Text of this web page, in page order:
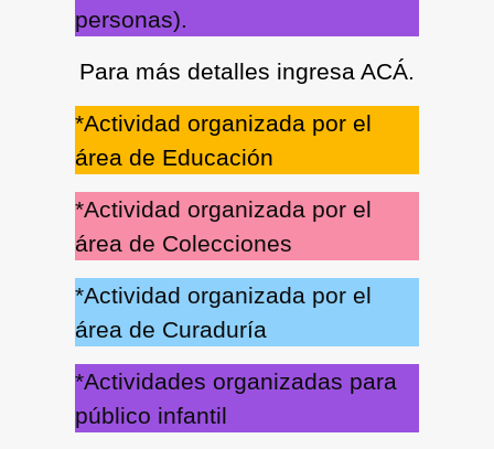
personas).
Para más detalles ingresa ACÁ.
*Actividad organizada por el
área de Educación
*Actividad organizada por el
área de Colecciones
*Actividad organizada por el
área de Curaduría
*Actividades organizadas para
público infantil